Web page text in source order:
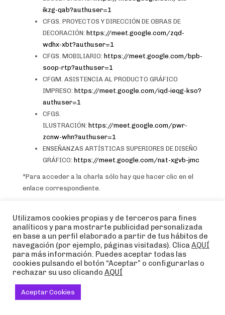
ikzg-qab?authuser=1
CFGS. PROYECTOS Y DIRECCIÓN DE OBRAS DE
DECORACIÓN: https://meet.google.com/zqd-
wdhx-xbt?authuser=1
CFGS. MOBILIARIO: https://meet.google.com/bpb-
soop-rtp?authuser=1
CFGM. ASISTENCIA AL PRODUCTO GRÁFICO
IMPRESO: https://meet.google.com/iqd-ieqg-kso?
authuser=1
CFGS.
ILUSTRACIÓN: https://meet.google.com/pwr-
zcnw-whn?authuser=1
ENSEÑANZAS ARTÍSTICAS SUPERIORES DE DISEÑO
GRÁFICO: https://meet.google.com/nat-xgvb-jmc
*Para acceder a la charla sólo hay que hacer clic en el
enlace correspondiente.
READ MORE
PUBLISHED IN ESCUELA DE ARTE JOSÉ NOGUÉ NO COMMENTS
Utilizamos cookies propias y de terceros para fines
analíticos y para mostrarte publicidad personalizada
en base a un perfil elaborado a partir de tus hábitos de
navegación (por ejemplo, páginas visitadas). ClicaAQUÍ
para más información. Puedes aceptar todas las
cookies pulsando el botón “Aceptar” o configurarlas o
rechazar su uso clicando AQUÍ
Aceptar Cookies